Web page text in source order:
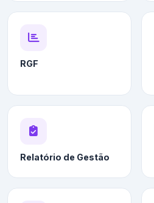
RGF
Relatório de Gestão